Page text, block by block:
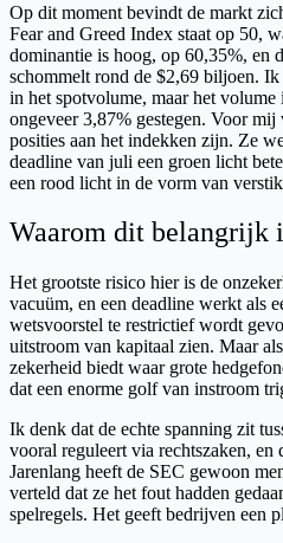
Op dit moment bevindt de markt
Fear and Greed Index staat op 50,
dominantie is hoog, op 60,35%, en
schommelt rond de $2,69 biljoen. Ik
in het spotvolume, maar het
ongeveer 3,87% gestegen. Voor mij
posities aan het indekken zijn. Ze
deadline van juli een groen licht
een rood licht in de vorm van
Waarom dit belangrijk
Het grootste risico hier is de
vacuüm, en een deadline werkt als
wetsvoorstel te restrictief wordt
uitstroom van kapitaal zien. Maar
zekerheid biedt waar grote
dat een enorme golf van instroom
Ik denk dat de echte spanning zit
vooral reguleert via rechtszaken, en
Jarenlang heeft de SEC gewoon
verteld dat ze het fout hadden
spelregels. Het geeft bedrijven een